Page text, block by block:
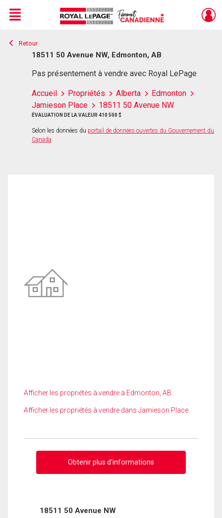
Live
En Direct
Menu
Retour
18511 50 Avenue NW, Edmonton, AB
Pas présentement à vendre avec Royal LePage
Accueil Propriétés Alberta
Edmonton
Jamieson Place
18511 50 Avenue NW
ÉVALUATION DE LA VALEUR 410 500 $
Selon les données du portail de données ouvertes du Gouvernement du
Canada
Afficher les propriétés à vendre à Edmonton, AB
Afficher les propriétés à vendre dans Jamieson Place
Obtenir plus d'informations
18511 50 Avenue NW